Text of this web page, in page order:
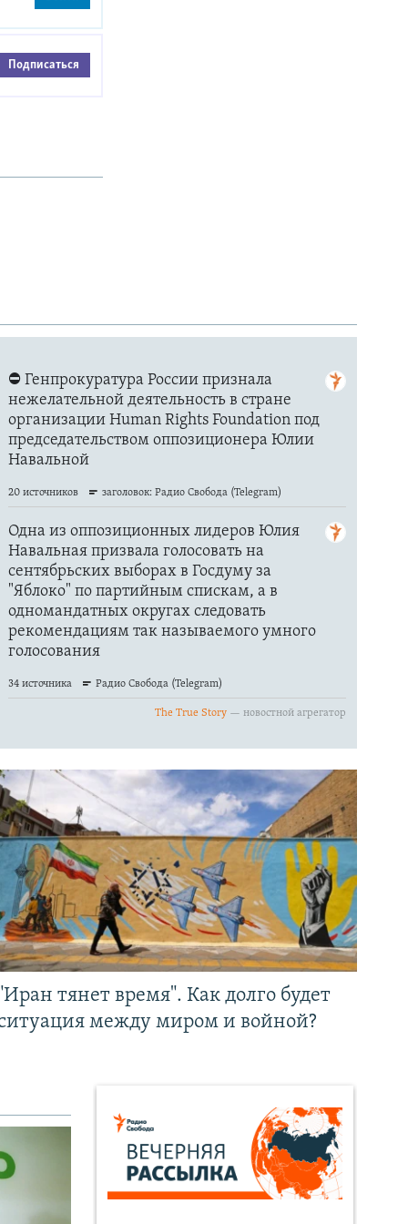
Подписаться
тянет время". Как долго будет
между миром и войной?